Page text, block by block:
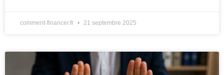
comment-financer.fr 21 septembre 2025